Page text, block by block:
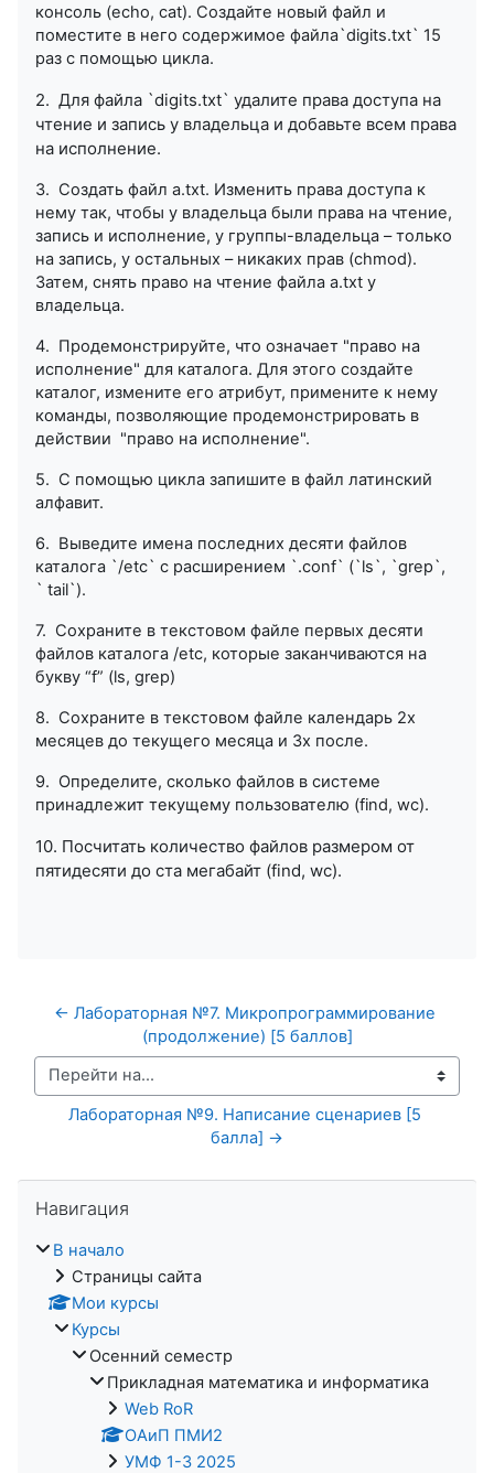
консоль (echo, cat). Создайте новый файл и
поместите в него содержимое файла`digits.txt` 15
раз с помощью цикла.
2. Для файла `digits.txt` удалите права доступа на
чтение и запись у владельца и добавьте всем права
на исполнение.
3. Создать файл a.txt. Изменить права доступа к
нему так, чтобы у владельца были права на чтение,
запись и исполнение, у группы-владельца – только
на запись, у остальных – никаких прав (chmod).
Затем, снять право на чтение файла a.txt у
владельца.
4. Продемонстрируйте, что означает "право на
исполнение" для каталога. Для этого создайте
каталог, измените его атрибут, примените к нему
команды, позволяющие продемонстрировать в
действии "право на исполнение".
5. С помощью цикла запишите в файл латинский
алфавит.
6. Выведите имена последних десяти файлов
каталога `/etc` с расширением `.conf` (`ls`, `grep`,
` tail`).
7. Сохраните в текстовом файле первых десяти
файлов каталога /etc, которые заканчиваются на
букву “f” (ls, grep)
8. Сохраните в текстовом файле календарь 2х
месяцев до текущего месяца и 3х после.
9. Определите, сколько файлов в системе
принадлежит текущему пользователю (find, wc).
10. Посчитать количество файлов размером от
пятидесяти до ста мегабайт (find, wc).
← Лабораторная №7. Микропрограммирование
(продолжение) [5 баллов]
Перейти на...
Лабораторная №9. Написание сценариев [5
балла] →
Навигация
В начало
Страницы сайта
Мои курсы
Курсы
Осенний семестр
Прикладная математика и информатика
Web RoR
ОАиП ПМИ2
УМФ 1-3 2025